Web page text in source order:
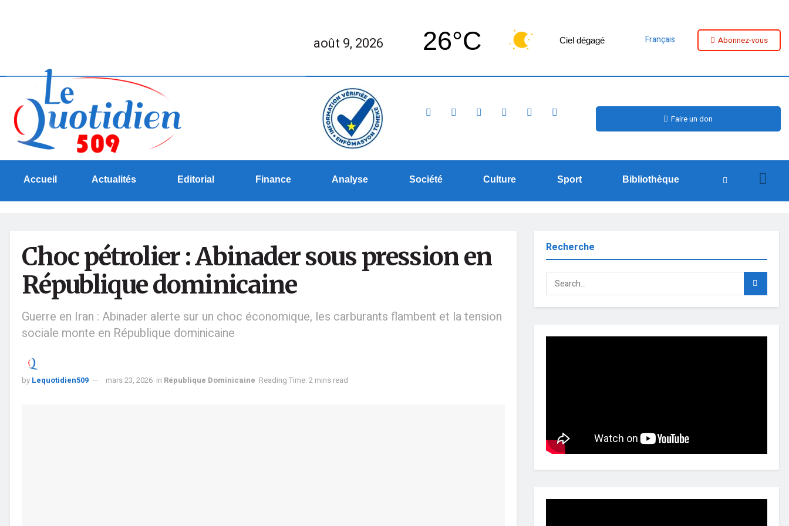
août 9, 2026 26°C Ciel dégagé Français Abonnez-vous
Faire un don
Accueil Actualités Editorial Finance Analyse Société Culture Sport Bibliothèque
Choc pétrolier : Abinader sous pression en
République dominicaine
Guerre en Iran : Abinader alerte sur un choc économique, les carburants flambent et la tension
sociale monte en République dominicaine
by Lequotidien509 mars 23, 2026 in République Dominicaine Reading Time: 2 mins read
Recherche